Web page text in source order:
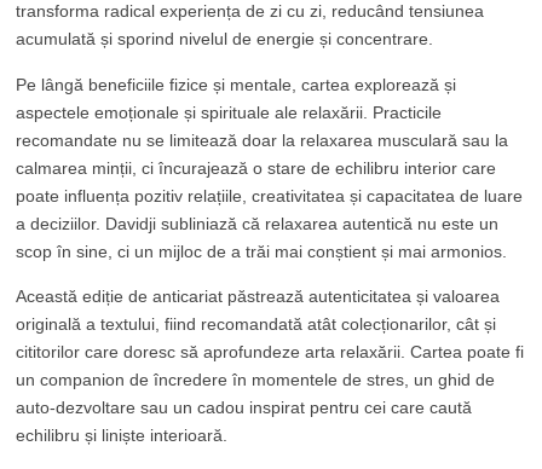
transforma radical experiența de zi cu zi, reducând tensiunea
acumulată și sporind nivelul de energie și concentrare.
Pe lângă beneficiile fizice și mentale, cartea explorează și
aspectele emoționale și spirituale ale relaxării. Practicile
recomandate nu se limitează doar la relaxarea musculară sau la
calmarea minții, ci încurajează o stare de echilibru interior care
poate influența pozitiv relațiile, creativitatea și capacitatea de luare
a deciziilor. Davidji subliniază că relaxarea autentică nu este un
scop în sine, ci un mijloc de a trăi mai conștient și mai armonios.
Această ediție de anticariat păstrează autenticitatea și valoarea
originală a textului, fiind recomandată atât colecționarilor, cât și
cititorilor care doresc să aprofundeze arta relaxării. Cartea poate fi
un companion de încredere în momentele de stres, un ghid de
auto-dezvoltare sau un cadou inspirat pentru cei care caută
echilibru și liniște interioară.